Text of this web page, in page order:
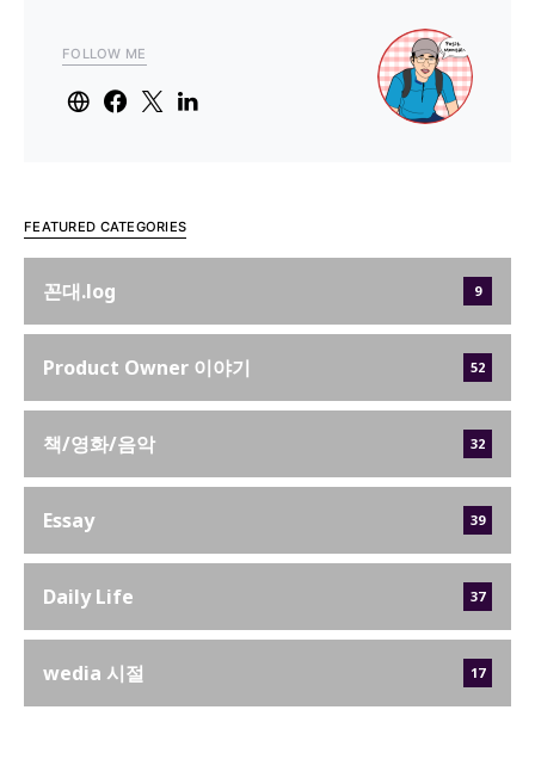
FOLLOW ME
FEATURED CATEGORIES
꼰대.log 9
Product Owner 이야기 52
책/영화/음악 32
Essay 39
Daily Life 37
wedia 시절 17